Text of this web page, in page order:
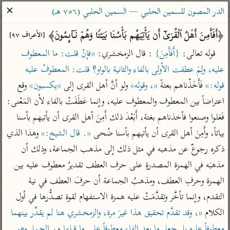
ساهم معنا في نشر القرآن والعلم الشرعي
الباحث القرآني
بحث تفسير علوم مصاحف معاجم
Type 2 or more characters for results.
Type 1 or more
characters for results.
أمّهات
تفسير الطبري
تفسير ابن كثير
تفسير القرطبي
تفسير البغوي
عامّة
فتح البيان للقنوجي
فتح القدير للشوكاني
تفسير ابن جزي
موسوعات
معاصرة
الميسر
المختصر في
التفسير
تفسير السعدي
أيسر التفاسير
الدر المصون للسمين الحلبي — السمين الحلبي (٧٥٦ هـ)
✕
﴿أَفَأَمِنَ أَهۡلُ ٱلۡقُرَىٰۤ أَن یَأۡتِیَهُم بَأۡسُنَا بَیَـٰتࣰا وَهُمۡ نَاۤىِٕمُونَ﴾ [الأعراف ٩٧]
قوله تعالى: {أَفَأَمِنَ} : قال الزمخشري:
قوله:» فَأَخَذْناهم بعتةً «، وقوله» ولو أنَّ أهل القرى إلى «يكسبون»
بياتاً، وأَمِنَ أهل القرى أن يأتيهم بأسنا ضُحى «. قال الشيخ:»
الكلام